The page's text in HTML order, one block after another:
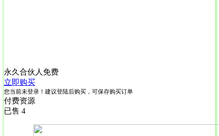
永久合伙人 免费
立即购买
您当前未登录！建议登陆后购买，可保存购买订单
付费资源
已售 4